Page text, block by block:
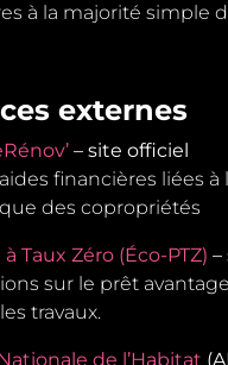
à la majorité simple
externes
– site officiel
financières liées à
des copropriétés
Taux Zéro (Éco-PTZ) –
sur le prêt
travaux.
de l’Habitat